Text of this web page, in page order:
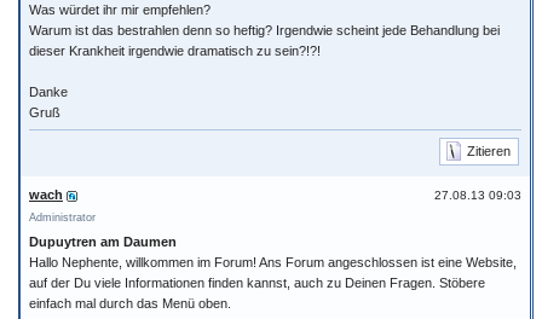
Was würdet ihr mir empfehlen?
Warum ist das bestrahlen denn so heftig? Irgendwie scheint jede Behandlung bei
dieser Krankheit irgendwie dramatisch zu sein?!?!
Danke
Gruß
Zitieren
27.08.13 09:03
wach
Administrator
Dupuytren am Daumen
Hallo Nephente, willkommen im Forum! Ans Forum angeschlossen ist eine Website,
auf der Du viele Informationen finden kannst, auch zu Deinen Fragen. Stöbere
einfach mal durch das Menü oben.